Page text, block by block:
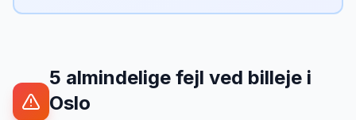
5 almindelige fejl ved billeje i
Oslo